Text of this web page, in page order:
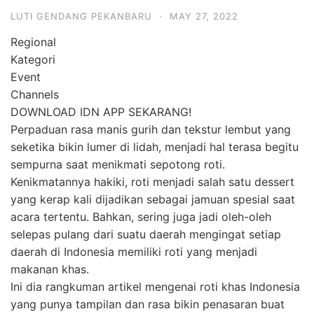
LUTI GENDANG PEKANBARU · MAY 27, 2022
Regional
Kategori
Event
Channels
DOWNLOAD IDN APP SEKARANG!
Perpaduan rasa manis gurih dan tekstur lembut yang
seketika bikin lumer di lidah, menjadi hal terasa begitu
sempurna saat menikmati sepotong roti.
Kenikmatannya hakiki, roti menjadi salah satu dessert
yang kerap kali dijadikan sebagai jamuan spesial saat
acara tertentu. Bahkan, sering juga jadi oleh-oleh
selepas pulang dari suatu daerah mengingat setiap
daerah di Indonesia memiliki roti yang menjadi
makanan khas.
Ini dia rangkuman artikel mengenai roti khas Indonesia
yang punya tampilan dan rasa bikin penasaran buat